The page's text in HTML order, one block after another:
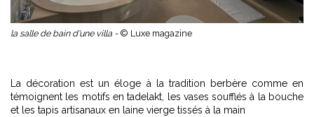
la salle de bain d'une villa - © Luxe magazine
La décoration est un éloge à la tradition berbère comme en
témoignent les motifs en tadelakt, les vases soufflés à la bouche
et les tapis artisanaux en laine vierge tissés à la main